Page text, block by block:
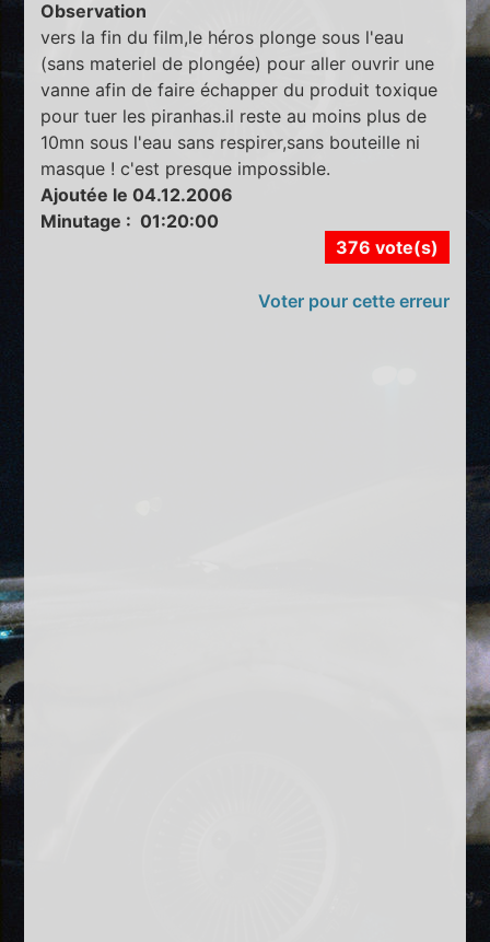
Observation
vers la fin du film,le héros plonge sous l'eau
(sans materiel de plongée) pour aller ouvrir une
vanne afin de faire échapper du produit toxique
pour tuer les piranhas.il reste au moins plus de
10mn sous l'eau sans respirer,sans bouteille ni
masque ! c'est presque impossible.
Ajoutée le 04.12.2006
Minutage : 01:20:00
376 vote(s)
Voter pour cette erreur